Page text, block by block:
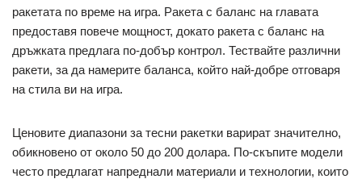
ракетата по време на игра. Ракета с баланс на главата
предоставя повече мощност, докато ракета с баланс на
дръжката предлага по-добър контрол. Тествайте различни
ракети, за да намерите баланса, който най-добре отговаря
на стила ви на игра.
Ценовите диапазони за тесни ракетки варират значително,
обикновено от около 50 до 200 долара. По-скъпите модели
често предлагат напреднали материали и технологии, които